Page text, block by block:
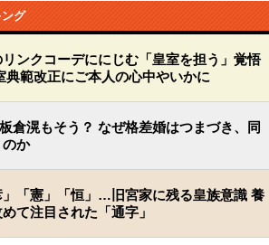
グ
ンクコーデににじむ「皇室を担う」覚悟
典範改正にご本人の心中やいかに
倉滉もそう？ なぜ格差婚はつまづき、同
か
」「憲」「恒」…旧宮家に残る皇族意識 養
て注目された「通字」